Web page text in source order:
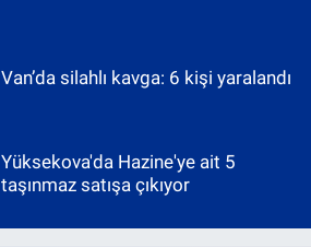
Van’da silahlı kavga: 6 kişi yaralandı
Yüksekova'da Hazine'ye ait 5
taşınmaz satışa çıkıyor